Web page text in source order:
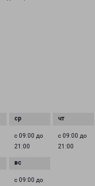
с 09:00 до
21:00
с 09:00 до
21:00
с 09:00 до